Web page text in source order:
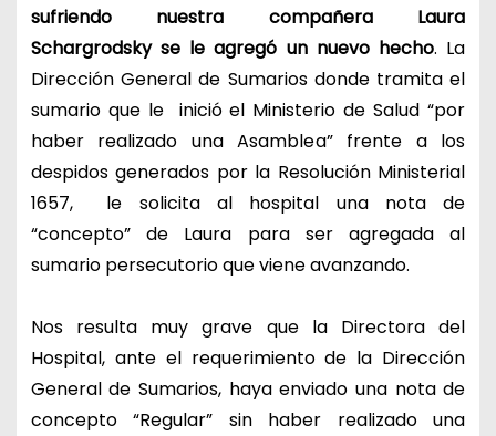
sufriendo nuestra compañera Laura
Schargrodsky se le agregó un nuevo hecho. La
Dirección General de Sumarios donde tramita el
sumario que le inició el Ministerio de Salud “por
haber realizado una Asamblea” frente a los
despidos generados por la Resolución Ministerial
1657, le solicita al hospital una nota de
“concepto” de Laura para ser agregada al
sumario persecutorio que viene avanzando.
Nos resulta muy grave que la Directora del
Hospital, ante el requerimiento de la Dirección
General de Sumarios, haya enviado una nota de
concepto “Regular” sin haber realizado una